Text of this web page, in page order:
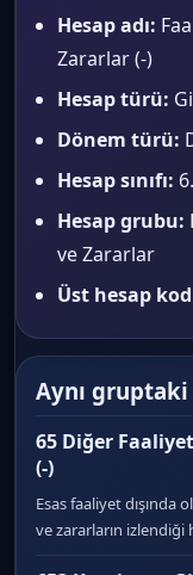
Hesap adı:
Zararlar (-)
Hesap türü:
Dönem türü:
Hesap sınıfı:
Hesap grubu:
ve Zararlar
Üst hesap
Aynı
65 Diğer
(-)
Esas faaliyet
ve zararların izlendiği